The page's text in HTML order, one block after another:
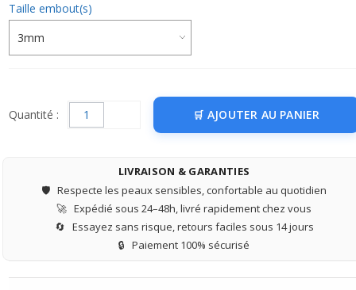
Taille embout(s)
Quantité : AJOUTER AU PANIER
LIVRAISON & GARANTIES
🛡️ Respecte les peaux sensibles, confortable au quotidien
🚀 Expédié sous 24–48h, livré rapidement chez vous
🔄 Essayez sans risque, retours faciles sous 14 jours
🔒 Paiement 100% sécurisé